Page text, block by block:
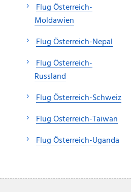
Flug Österreich-
Moldawien
Flug Österreich-Nepal
Flug Österreich-
Russland
Flug Österreich-Schweiz
Flug Österreich-Taiwan
Flug Österreich-Uganda